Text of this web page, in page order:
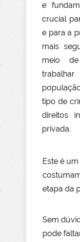
e
crucial
e para a
mais
meio
tipo de
direitos
privada.
Este é
etapa da
Sem
pode